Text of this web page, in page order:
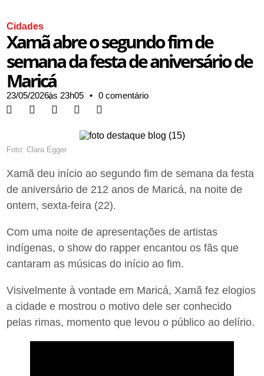
Cidades
Xamã abre o segundo fim de
semana da festa de aniversário de
Maricá
23/05/2026,às 23h05 • 0 comentário
Foto: Clara Egger
Xamã deu início ao segundo fim de semana da festa
de aniversário de 212 anos de Maricá, na noite de
ontem, sexta-feira (22).
Com uma noite de apresentações de artistas
indígenas, o show do rapper encantou os fãs que
cantaram as músicas do início ao fim.
Visivelmente à vontade em Maricá, Xamã fez elogios
a cidade e mostrou o motivo dele ser conhecido
pelas rimas, momento que levou o público ao delírio.